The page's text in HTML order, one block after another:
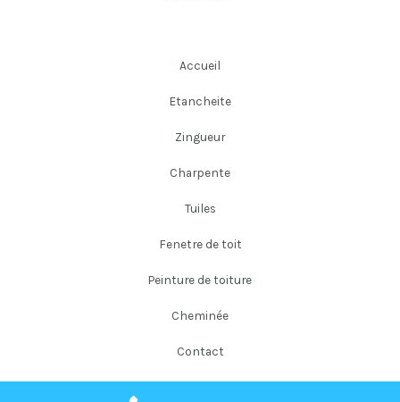
Accueil
Etancheite
Zingueur
Charpente
Tuiles
Fenetre de toit
Peinture de toiture
Cheminée
Contact